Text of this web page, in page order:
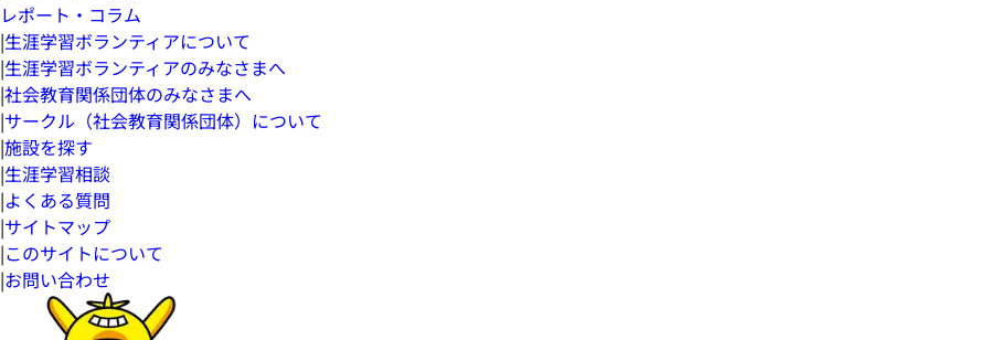
レポート・コラム
|生涯学習ボランティアについて
|生涯学習ボランティアのみなさまへ
|社会教育関係団体のみなさまへ
|サークル（社会教育関係団体）について
|施設を探す
|生涯学習相談
|よくある質問
|サイトマップ
|このサイトについて
|お問い合わせ